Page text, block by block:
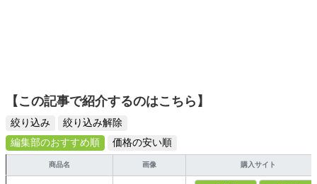
【この記事で紹介するのはこちら】
絞り込み
絞り込み解除
編集部のおすすめ順
価格の安い順
商品名 画像 購入サイト